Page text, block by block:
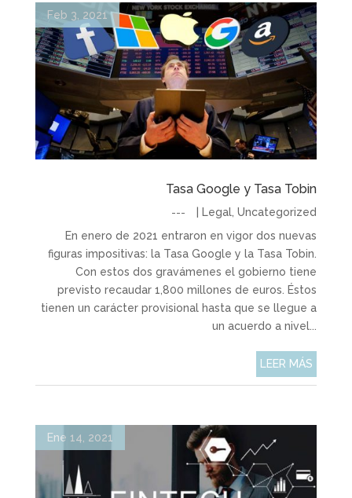
Tasa Google y Tasa Tobin
Feb 3, 2021
Legal ,Uncategorized
En enero de 2021 entraron en vigor dos nuevas
figuras impositivas: la Tasa Google y la Tasa Tobin.
Con estos dos gravámenes el gobierno tiene
previsto recaudar 1,800 millones de euros. Éstos
tienen un carácter provisional hasta que se llegue a
un acuerdo a nivel...
LEER MÁS
Ene 14, 2021